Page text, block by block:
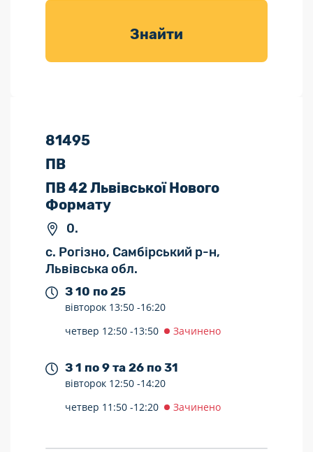
товарів для
Знайти
81495
ПВ
ПВ 42 Львівської Нового
Формату
0.
с. Рогізно, Самбірський р-н,
Львівська обл.
З 10 по 25
вівторок 13:50 -16:20
четвер 12:50 -13:50 Зачинено
З 1 по 9 та 26 по 31
вівторок 12:50 -14:20
четвер 11:50 -12:20 Зачинено